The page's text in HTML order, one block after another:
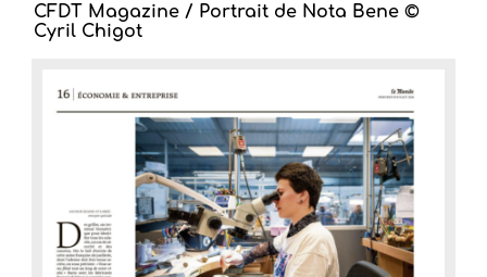
CFDT Magazine / Portrait de Nota Bene ©
Cyril Chigot